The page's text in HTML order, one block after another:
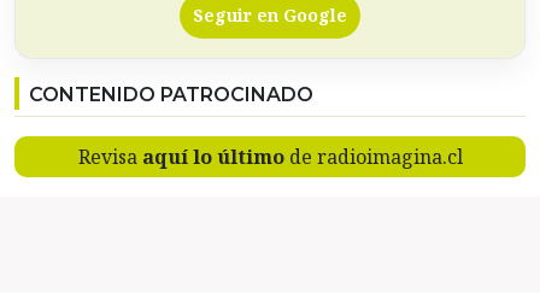
Seguir en Google
CONTENIDO PATROCINADO
Revisa aquí lo últimode radioimagina.cl